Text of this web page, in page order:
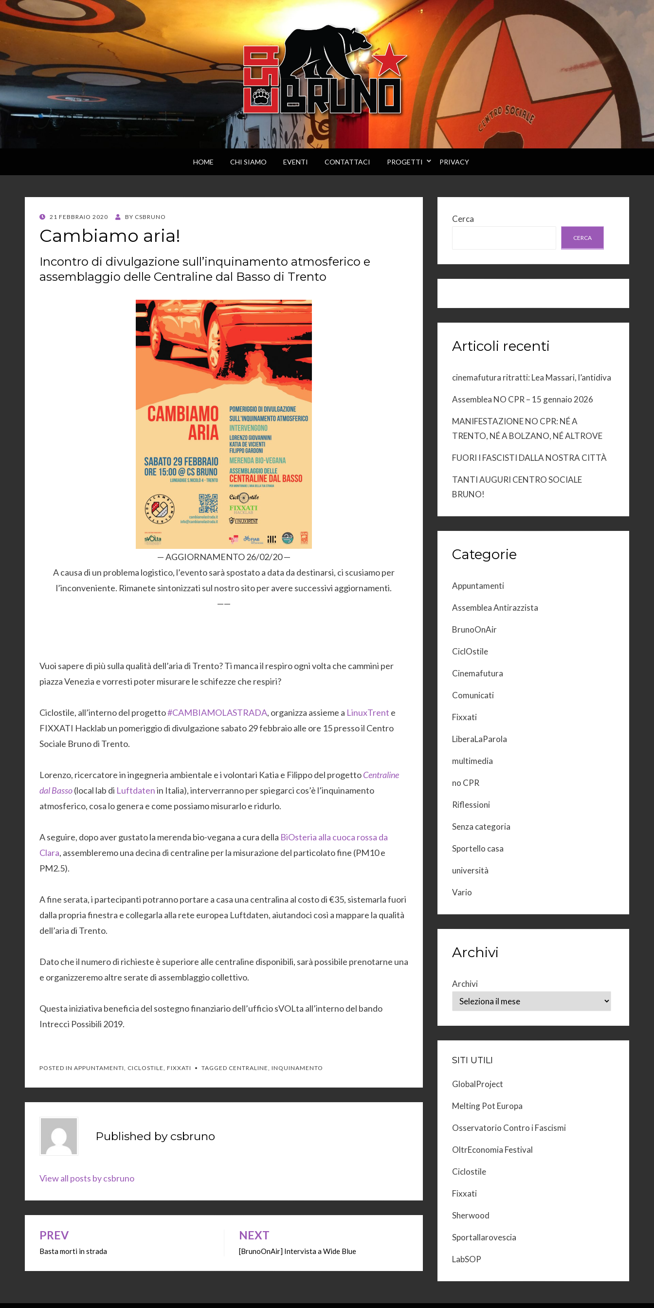
HOME CHI SIAMO EVENTI CONTATTACI PROGETTI PRIVACY
POSTED
21 FEBBRAIO 2020 BY CSBRUNO
Cambiamo aria!
Incontro di divulgazione sull’inquinamento atmosferico e
assemblaggio delle Centraline dal Basso di Trento
— AGGIORNAMENTO 26/02/20 —
A causa di un problema logistico, l’evento sarà spostato a data da destinarsi, ci scusiamo per
l’inconveniente. Rimanete sintonizzati sul nostro sito per avere successivi aggiornamenti.
——
Vuoi sapere di più sulla qualità dell’aria di Trento? Ti manca il respiro ogni volta che cammini per
piazza Venezia e vorresti poter misurare le schifezze che respiri?
Ciclostile, all’interno del progetto#CAMBIAMOLASTRADA, organizza assieme a LinuxTrent e
FIXXATI Hacklab un pomeriggio di divulgazione sabato 29 febbraio alle ore 15 presso il Centro
Sociale Bruno di Trento.
Lorenzo, ricercatore in ingegneria ambientale e i volontari Katia e Filippo del progettoCentraline
dal Basso(local lab di Luftdatenin Italia), interverranno per spiegarci cos’è l’inquinamento
atmosferico, cosa lo genera e come possiamo misurarlo e ridurlo.
A seguire, dopo aver gustato la merenda bio-vegana a cura della BiOsteria alla cuoca rossa da
Clara, assembleremo una decina di centraline per la misurazione del particolato fine (PM10 e
PM2.5).
A fine serata, i partecipanti potranno portare a casa una centralina al costo di €35, sistemarla fuori
dalla propria finestra e collegarla alla rete europea Luftdaten, aiutandoci così a mappare la qualità
dell’aria di Trento.
Dato che il numero di richieste è superiore alle centraline disponibili, sarà possibile prenotarne una
e organizzeremo altre serate di assemblaggio collettivo.
Questa iniziativa beneficia del sostegno finanziario dell’ufficio sVOLta all’interno del bando
Intrecci Possibili 2019.
POSTED IN APPUNTAMENTI, CICLOSTILE, FIXXATI TAGGED CENTRALINE, INQUINAMENTO
Published by csbruno
View all posts by csbruno
Navigazione
articoli
PREV
Basta morti in strada
NEXT
[BrunoOnAir] Intervista a Wide Blue
Cerca
CERCA
Articoli recenti
cinemafutura ritratti: Lea Massari, l’antidiva
Assemblea NO CPR – 15 gennaio 2026
MANIFESTAZIONE NO CPR: NÉ A
TRENTO, NÉ A BOLZANO, NÉ ALTROVE
FUORI I FASCISTI DALLA NOSTRA CITTÀ
TANTI AUGURI CENTRO SOCIALE
BRUNO!
Categorie
Appuntamenti
Assemblea Antirazzista
BrunoOnAir
CiclOstile
Cinemafutura
Comunicati
Fixxati
LiberaLaParola
multimedia
no CPR
Riflessioni
Senza categoria
Sportello casa
università
Vario
Archivi
Archivi
SITI UTILI
GlobalProject
Melting Pot Europa
Osservatorio Contro i Fascismi
OltrEconomia Festival
Ciclostile
Fixxati
Sherwood
Sportallarovescia
LabSOP